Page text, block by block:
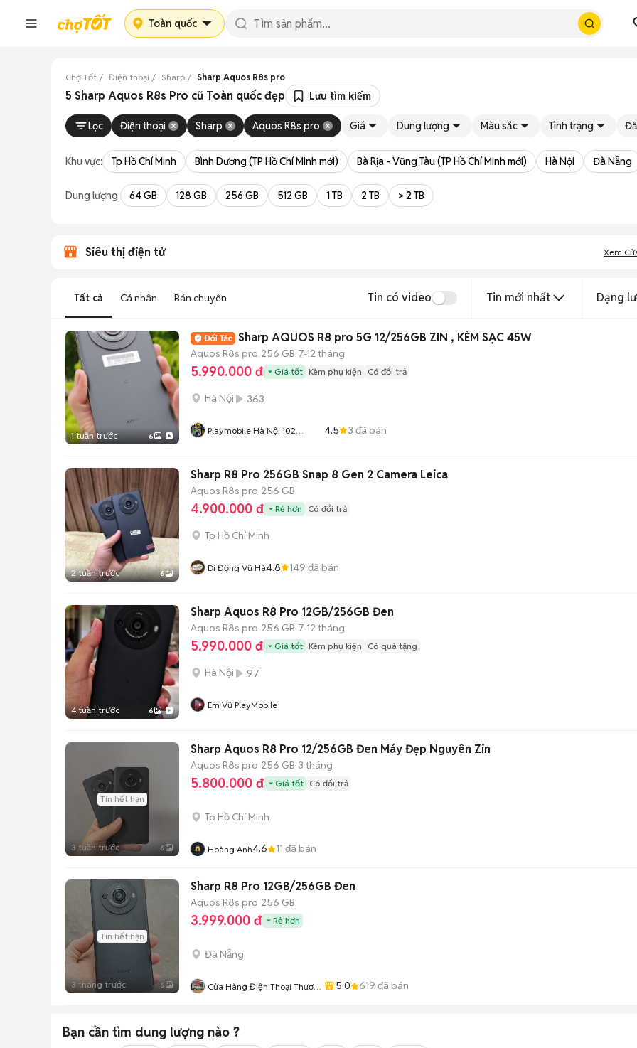
Toàn quốc
Chợ Tốt Điện thoại Sharp Sharp Aquos R8s pro
5 Sharp Aquos R8s Pro cũ Toàn quốc đẹp Lưu tìm kiếm
Lọc Điện thoại Sharp Aquos R8s pro Giá Dung lượng Màu sắc Tình trạng
Khu vực: Tp Hồ Chí Minh Bình Dương (TP Hồ Chí Minh mới) Bà Rịa - Vũng Tàu (TP Hồ Chí Minh mới) Hà Nội Đà Nẵng
Dung lượng: 64 GB 128 GB 256 GB 512 GB 1 TB 2 TB > 2 TB
Siêu thị điện tử Xem
Tất cả Cá nhân Bán chuyên Tin có video Tin mới nhất Dạng
1 tuần trước 6
Sharp AQUOS R8 pro 5G 12/256GB ZIN , KÈM SẠC 45W
Aquos R8s pro 256 GB 7-12 tháng
5.990.000 đ Giá tốt Kèm phụ kiện Có đổi trả
Hà Nội 363
Playmobile Hà Nội 102
4.5 3 đã bán
2 tuần trước 6
Sharp R8 Pro 256GB Snap 8 Gen 2 Camera Leica
Aquos R8s pro 256 GB
4.900.000 đ Rẻ hơn Có đổi trả
Tp Hồ Chí Minh
Di Động Vũ Hà4.8 149 đã bán
4 tuần trước 6
Sharp Aquos R8 Pro 12GB/256GB Đen
Aquos R8s pro 256 GB 7-12 tháng
5.990.000 đ Giá tốt Kèm phụ kiện Có quà tặng
Hà Nội 97
Em Vũ PlayMobile
Tin hết hạn
3 tuần trước 6
Sharp Aquos R8 Pro 12/256GB Đen Máy Đẹp Nguyên Zin
Aquos R8s pro 256 GB 3 tháng
5.800.000 đ Giá tốt Có đổi trả
Tp Hồ Chí Minh
Hoàng Anh4.6 11 đã bán
Tin hết hạn
3 tháng trước 5
Sharp R8 Pro 12GB/256GB Đen
Aquos R8s pro 256 GB
3.999.000 đ Rẻ hơn
Đà Nẵng
Cửa Hàng Điện Thoại Thương
5.0 619 đã bán
Bạn cần tìm dung lượng nào ?